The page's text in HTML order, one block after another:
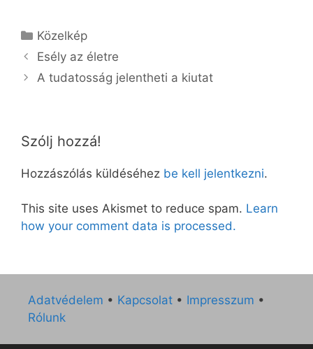
Kategória
Közelkép
Esély az életre
A tudatosság jelentheti a kiutat
Szólj hozzá!
Hozzászólás küldéséhez be kell jelentkezni.
This site uses Akismet to reduce spam. Learn
how your comment data is processed.
Adatvédelem • Kapcsolat • Impresszum •
Rólunk